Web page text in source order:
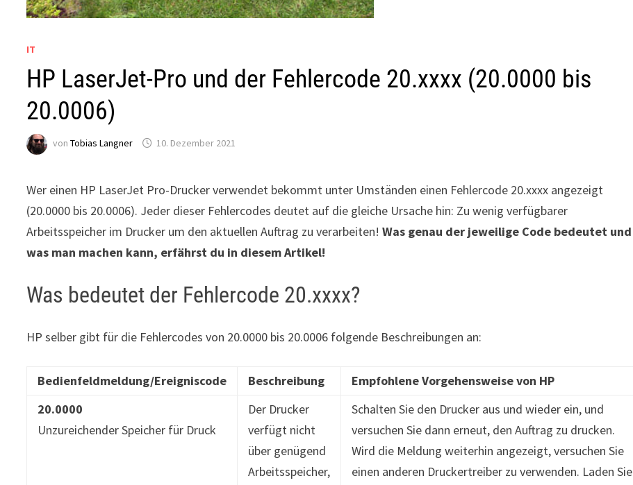
IT
HP LaserJet-Pro und der Fehlercode 20.xxxx (20.0000 bis
20.0006)
vonTobias Langner 10. Dezember 2021
Wer einen HP LaserJet Pro-Drucker verwendet bekommt unter Umständen einen Fehlercode 20.xxxx angezeigt
(20.0000 bis 20.0006). Jeder dieser Fehlercodes deutet auf die gleiche Ursache hin: Zu wenig verfügbarer
Arbeitsspeicher im Drucker um den aktuellen Auftrag zu verarbeiten!Was genau der jeweilige Code bedeutet und
was man machen kann, erfährst du in diesem Artikel!
Was bedeutet der Fehlercode 20.xxxx?
HP selber gibt für die Fehlercodes von 20.0000 bis 20.0006 folgende Beschreibungen an:
Bedienfeldmeldung/Ereigniscode Beschreibung
Empfohlene Vorgehensweise von HP
20.0000
Unzureichender Speicher für Druck
Der Drucker
verfügt nicht
über genügend
Arbeitsspeicher,
Schalten Sie den Drucker aus und wieder ein, und
versuchen Sie dann erneut, den Auftrag zu drucken.
Wird die Meldung weiterhin angezeigt, versuchen Sie
einen anderen Druckertreiber zu verwenden. Laden Sie